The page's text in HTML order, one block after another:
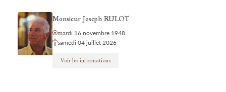
Monsieur Joseph RULOT
mardi 16 novembre 1948
samedi 04 juillet 2026
Voir les informations